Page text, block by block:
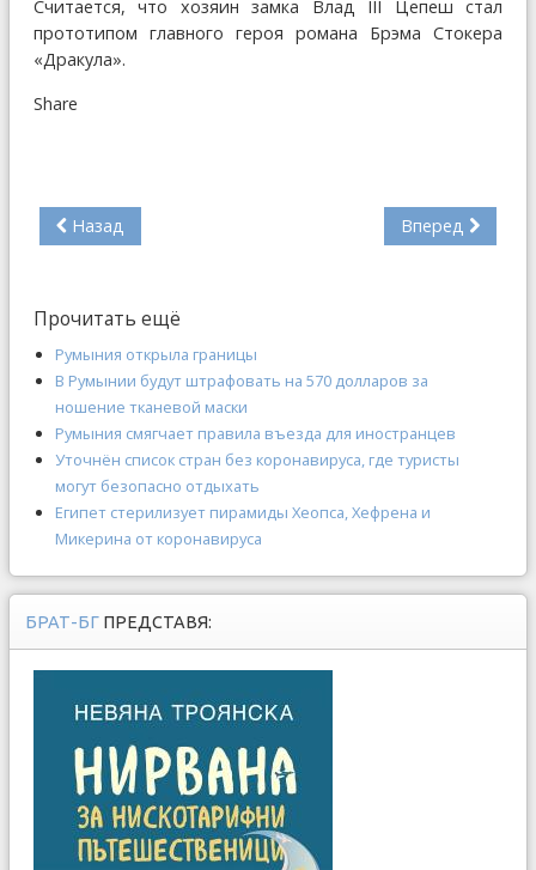
Считается, что хозяин замка Влад III Цепеш стал
прототипом главного героя романа Брэма Стокера
«Дракула».
Share
Назад Вперед
Прочитать ещё
Румыния открыла границы
В Румынии будут штрафовать на 570 долларов за
ношение тканевой маски
Румыния смягчает правила въезда для иностранцев
Уточнён список стран без коронавируса, где туристы
могут безопасно отдыхать
Египет стерилизует пирамиды Хеопса, Хефрена и
Микерина от коронавируса
БРАТ-БГ ПРЕДСТАВЯ: